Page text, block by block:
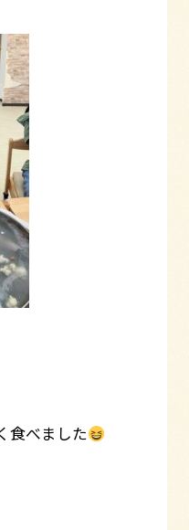
食べました